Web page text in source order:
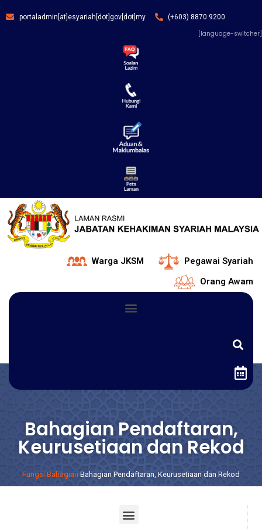
portaladmin[at]esyariah[dot]gov[dot]my (+603) 8870 9200
[language-switcher]
Warga JKSM
Pegawai Syariah
Orang Awam
Bahagian Pendaftaran,
Keurusetiaan dan Rekod
Fungsi Bahagian Bahagian Pendaftaran, Keurusetiaan dan Rekod